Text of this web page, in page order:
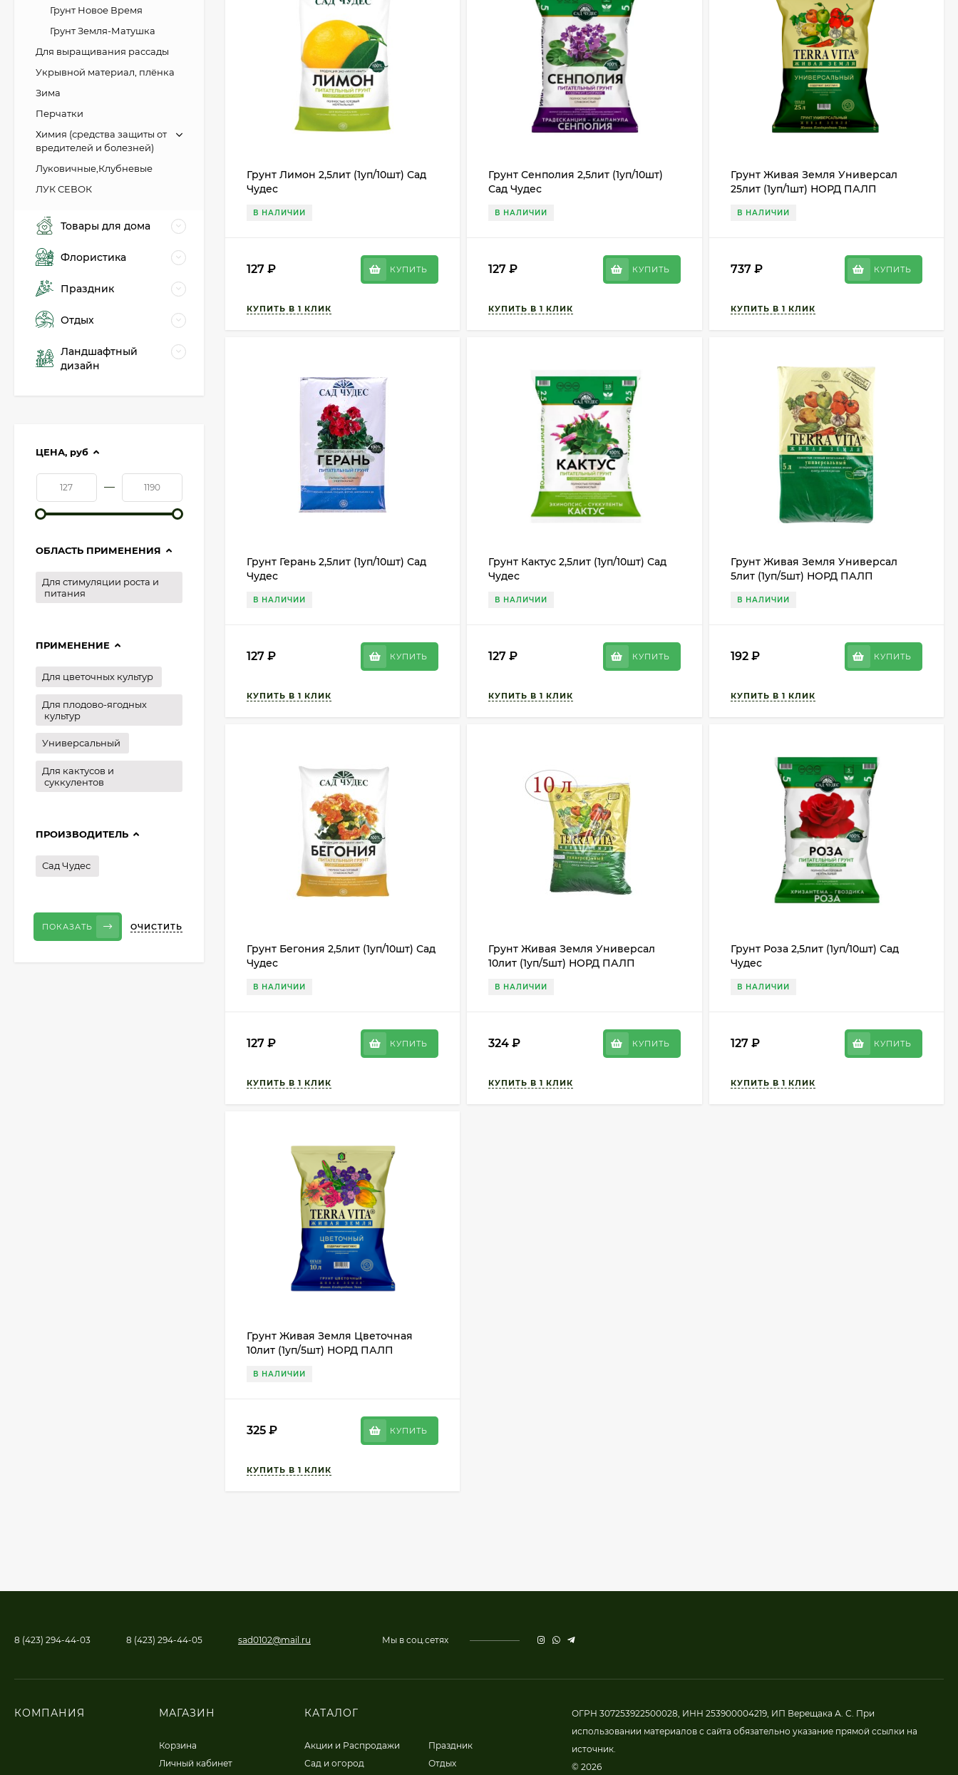
Грунт Лимон 2,5лит (1уп/10шт) Сад
Чудес
В НАЛИЧИИ
127 ₽ КУПИТЬ
Грунт Сенполия 2,5лит (1уп/10шт)
Сад Чудес
В НАЛИЧИИ
127₽ КУПИТЬ
Грунт Живая Земля Универсал
25лит (1уп/1шт) НОРД ПАЛП
В НАЛИЧИИ
737 ₽ КУПИТЬ
Грунт Герань 2,5лит (1уп/10шт) Сад
Чудес
В НАЛИЧИИ
127 ₽ КУПИТЬ
Грунт Кактус 2,5лит (1уп/10шт) Сад
Чудес
В НАЛИЧИИ
127₽ КУПИТЬ
Грунт Живая Земля Универсал
5лит (1уп/5шт) НОРД ПАЛП
В НАЛИЧИИ
192 ₽ КУПИТЬ
Грунт Бегония 2,5лит (1уп/10шт) Сад
Чудес
В НАЛИЧИИ
127 ₽ КУПИТЬ
Грунт Живая Земля Универсал
10лит (1уп/5шт) НОРД ПАЛП
В НАЛИЧИИ
324₽ КУПИТЬ
Грунт Роза 2,5лит (1уп/10шт) Сад
Чудес
В НАЛИЧИИ
127 ₽ КУПИТЬ
Грунт Живая Земля Цветочная
10лит (1уп/5шт) НОРД ПАЛП
В НАЛИЧИИ
325 ₽ КУПИТЬ
Грунт Новое Время
Грунт Земля-Матушка
Для выращивания рассады
Укрывной материал, плёнка
Зима
Перчатки
Химия (средства защиты от
вредителей и болезней)
Луковичные,Клубневые
ЛУК СЕВОК
Товары для дома
Флористика
Праздник
Отдых
Ландшафтный
дизайн
ЦЕНА, руб
—
ОБЛАСТЬ ПРИМЕНЕНИЯ
Для стимуляции роста и
питания
ПРИМЕНЕНИЕ
Для цветочных культур
Для плодово-ягодных
культур
Универсальный
Для кактусов и
суккулентов
ПРОИЗВОДИТЕЛЬ
Сад Чудес
ПОКАЗАТЬ ОЧИСТИТЬ
8 (423) 294-44-03 8 (423) 294-44-05 sad0102@mail.ru Мы в соц.сетях
КОМПАНИЯ МАГАЗИН
Корзина
Личный кабинет
КАТАЛОГ
Акции и Распродажи
Сад и огород
Праздник
Отдых
ОГРН 307253922500028, ИНН 253900004219, ИП Верещака А. С. При
использовании материалов с сайта обязательно указание прямой ссылки на
источник.
© 2026